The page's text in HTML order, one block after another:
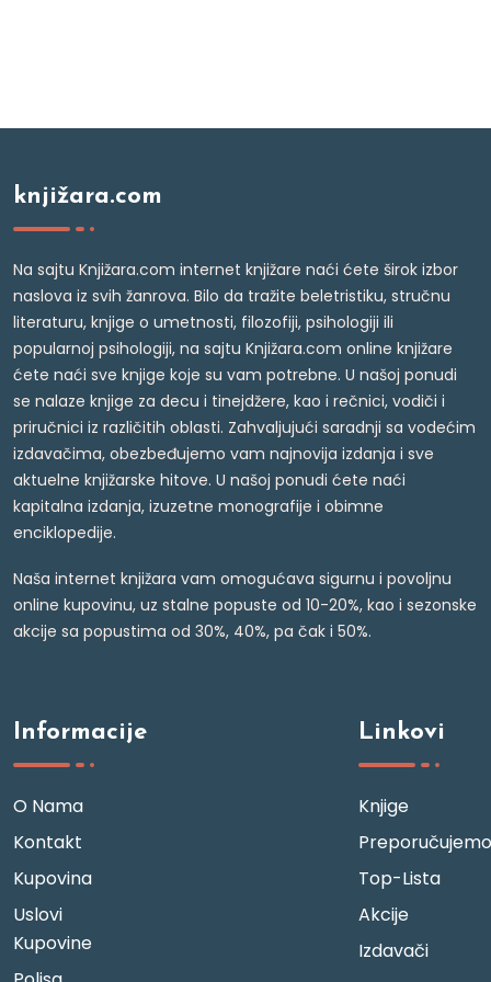
knjižara.com
Na sajtu Knjižara.com internet knjižare naći ćete širok izbor
naslova iz svih žanrova. Bilo da tražite beletristiku, stručnu
literaturu, knjige o umetnosti, filozofiji, psihologiji ili
popularnoj psihologiji, na sajtu Knjižara.com online knjižare
ćete naći sve knjige koje su vam potrebne. U našoj ponudi
se nalaze knjige za decu i tinejdžere, kao i rečnici, vodiči i
priručnici iz različitih oblasti. Zahvaljujući saradnji sa vodećim
izdavačima, obezbeđujemo vam najnovija izdanja i sve
aktuelne knjižarske hitove. U našoj ponudi ćete naći
kapitalna izdanja, izuzetne monografije i obimne
enciklopedije.
Naša internet knjižara vam omogućava sigurnu i povoljnu
online kupovinu, uz stalne popuste od 10-20%, kao i sezonske
akcije sa popustima od 30%, 40%, pa čak i 50%.
Informacije
O Nama
Kontakt
Kupovina
Uslovi
Kupovine
Linkovi
Knjige
Preporučujemo
Top-Lista
Akcije
Izdavači